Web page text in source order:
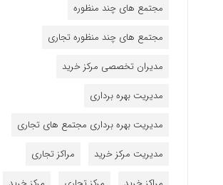
مجتمع های چند منظوره
مجتمع های چند منظوره تجاری
مدیران تخصصی مرکز خرید
مدیریت بهره برداری
مدیریت بهره برداری مجتمع های تجاری
مدیریت مرکز خرید
مراکز تجاری